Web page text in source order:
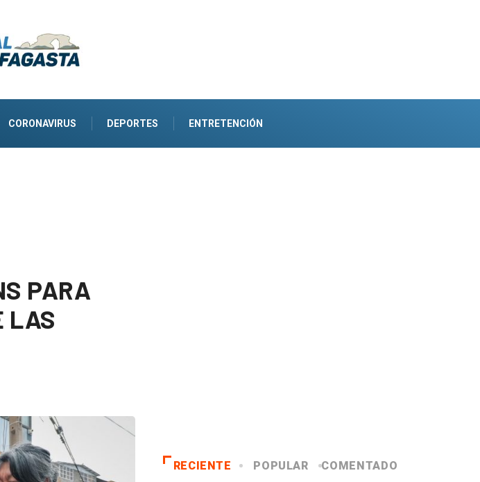
CORONAVIRUS DEPORTES ENTRETENCIÓN
PARA
LAS
RECIENTE POPULAR COMENTADO